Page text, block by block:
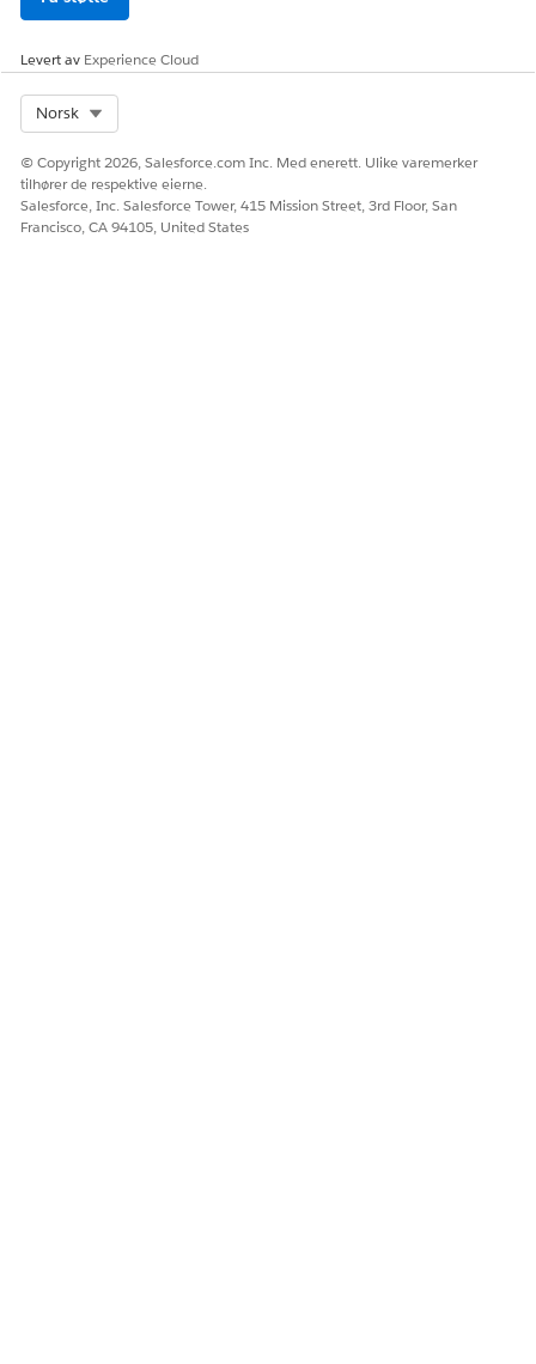
Levert av Experience Cloud
Norsk
© Copyright 2026, Salesforce.com Inc. Med enerett. Ulike varemerker
tilhører de respektive eierne.
Salesforce, Inc. Salesforce Tower, 415 Mission Street, 3rd Floor, San
Francisco, CA 94105, United States